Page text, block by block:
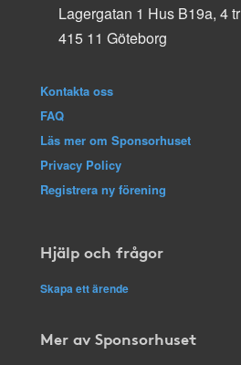
Lagergatan 1 Hus B19a, 4 tr
415 11 Göteborg
Kontakta oss
FAQ
Läs mer om Sponsorhuset
Privacy Policy
Registrera ny förening
Hjälp och frågor
Skapa ett ärende
Mer av Sponsorhuset